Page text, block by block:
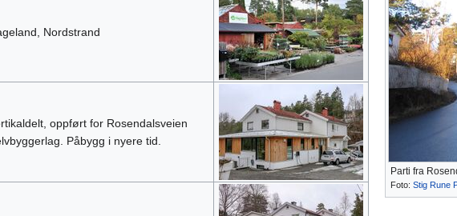
Parti fra
Foto: Stig Rune
Nordstrand
oppført for Rosendalsveien
Påbygg i nyere tid.